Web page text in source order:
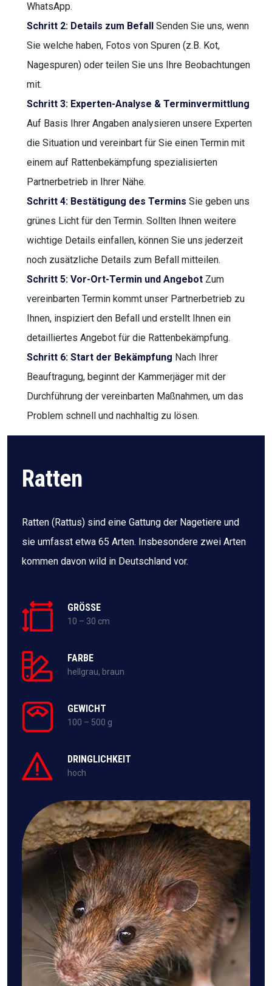
WhatsApp.
Schritt 2: Details zum Befall Senden Sie uns, wenn
Sie welche haben, Fotos von Spuren (z.B. Kot,
Nagespuren) oder teilen Sie uns Ihre Beobachtungen
mit.
Schritt 3: Experten-Analyse & Terminvermittlung
Auf Basis Ihrer Angaben analysieren unsere Experten
die Situation und vereinbart für Sie einen Termin mit
einem auf Rattenbekämpfung spezialisierten
Partnerbetrieb in Ihrer Nähe.
Schritt 4: Bestätigung des Termins Sie geben uns
grünes Licht für den Termin. Sollten Ihnen weitere
wichtige Details einfallen, können Sie uns jederzeit
noch zusätzliche Details zum Befall mitteilen.
Schritt 5: Vor-Ort-Termin und Angebot Zum
vereinbarten Termin kommt unser Partnerbetrieb zu
Ihnen, inspiziert den Befall und erstellt Ihnen ein
detailliertes Angebot für die Rattenbekämpfung.
Schritt 6: Start der Bekämpfung Nach Ihrer
Beauftragung, beginnt der Kammerjäger mit der
Durchführung der vereinbarten Maßnahmen, um das
Problem schnell und nachhaltig zu lösen.
Ratten
Ratten (Rattus) sind eine Gattung der Nagetiere und
sie umfasst etwa 65 Arten. Insbesondere zwei Arten
kommen davon wild in Deutschland vor.
GRÖSSE
10 – 30 cm
FARBE
hellgrau, braun
GEWICHT
100 – 500 g
DRINGLICHKEIT
hoch